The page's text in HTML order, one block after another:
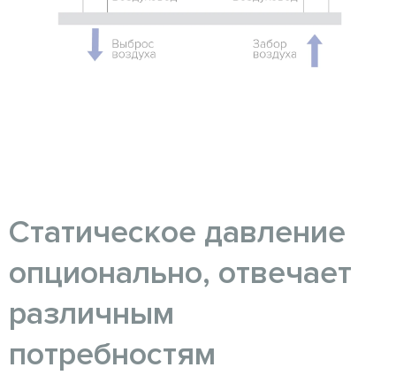
Cтатическое давление
опционально, отвечает
различным
потребностям